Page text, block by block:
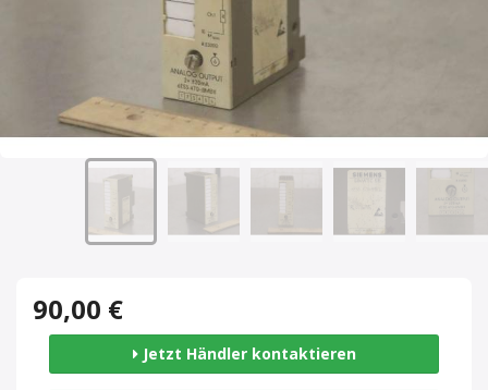
90,00 €
Jetzt Händler kontaktieren